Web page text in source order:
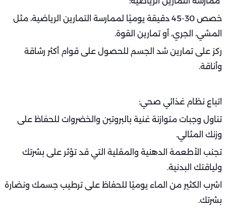
خصص 30-45 دقيقة يوميًا لممارسة التمارين الرياضية، مثل
المشي، الجري، أو تمارين القوة.
ركز على تمارين شد الجسم للحصول على قوام أكثر رشاقة
وأناقة.
اتباع نظام غذائي صحي:
تناول وجبات متوازنة غنية بالبروتين والخضروات للحفاظ على
وزنك المثالي.
تجنب الأطعمة الدهنية والمقلية التي قد تؤثر على بشرتك
ولياقتك البدنية.
اشرب الكثير من الماء يوميًا للحفاظ على ترطيب جسمك ونضارة
بشرتك.